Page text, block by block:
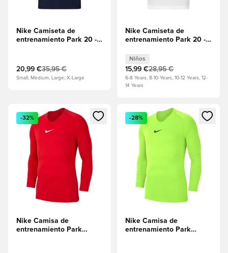
Nike Camiseta de
entrenamiento Park 20 -
20,99 €35,95 €
Small, Medium, Large, X-Large
Nike Camiseta de
entrenamiento Park 20 -
Niños
15,99 €28,95 €
6-8 Years, 8-10 Years, 10-12 Years, 12-
14 Years
Abre un modal para iniciar sesión o registrarse como
-32%
Nike Camisa de
entrenamiento Park
Abre un modal para iniciar
-28%
Nike Camisa de
entrenamiento Park